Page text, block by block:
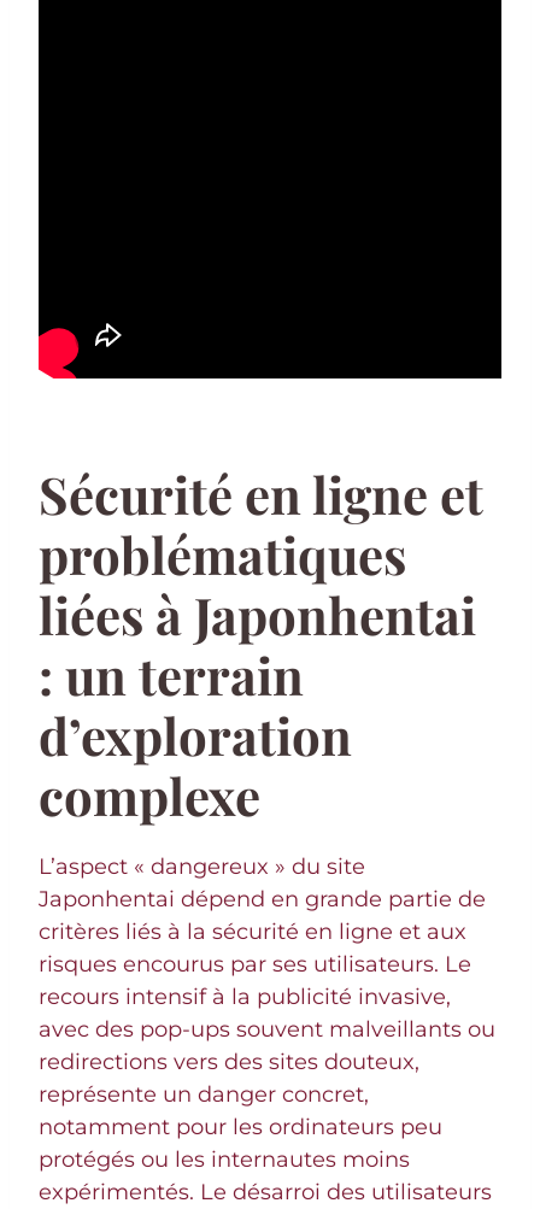
Sécurité en ligne et
problématiques
liées à Japonhentai
: un terrain
d’exploration
complexe
L’aspect « dangereux » du site
Japonhentai dépend en grande partie de
critères liés à la sécurité en ligne et aux
risques encourus par ses utilisateurs. Le
recours intensif à la publicité invasive,
avec des pop-ups souvent malveillants ou
redirections vers des sites douteux,
représente un danger concret,
notamment pour les ordinateurs peu
protégés ou les internautes moins
expérimentés. Le désarroi des utilisateurs